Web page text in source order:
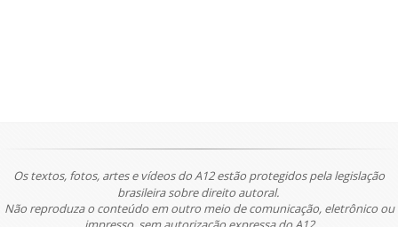
Os textos, fotos, artes e vídeos do A12 estão protegidos pela legislação
brasileira sobre direito autoral.
Não reproduza o conteúdo em outro meio de comunicação, eletrônico ou